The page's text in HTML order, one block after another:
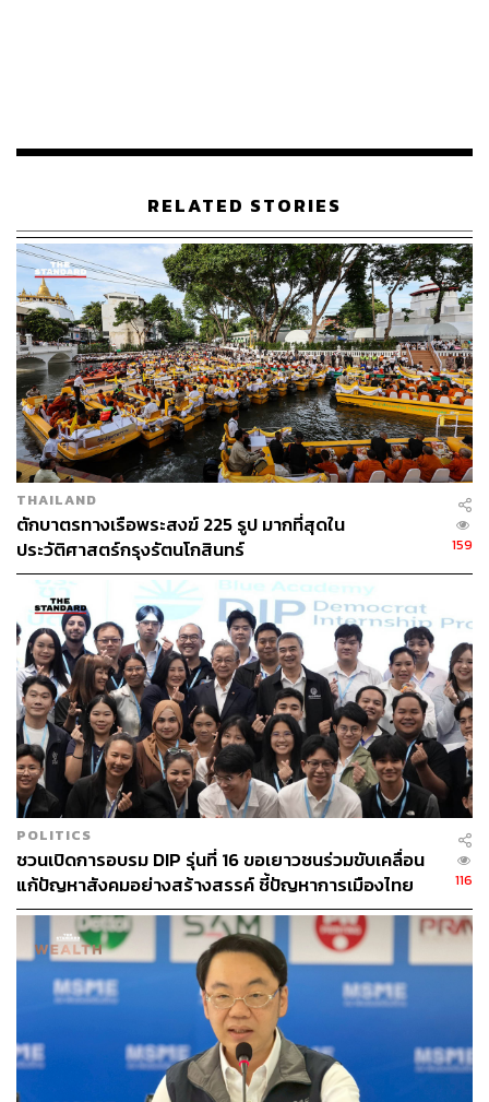
ด้านคุณหญิงสุดารัตน์ กล่าวเพิ่มเติมถึงการออกกฎหมายให้
SMEs มีการรวมตัวกัน 4 ระดับ เป็นนิติบุคคลได้ โดยมี
วัตถุประสงค์
เพื่อช่วยเหลือกัน
วางมาตรฐานการประกอบการ
เป็นปากเสียงไปยังภาคส่วนต่างๆ โดยเฉพาะระบบ
ราชการ และเป็นหูเป็นตา ป้องกันการ คอร์รัปชัน
สร้างขนาดของเศรษฐกิจ (Scale of Economy)
ดูแล ตรวจสอบ ส่งเสริมให้มีความรับผิดชอบต่อสังคม
โดยทั้งหมดจะมีลักษณะคล้ายกับการมีสภาหอการค้า สภา
อุตสาหกรรม ซึ่งมักจะเป็นผู้ประกอบการรายใหญ่ รวมถึงการ
เข้าถึงแหล่งทุนดอกเบี้ยต่ำ องค์ความรู้ และตลาด
คุณหญิงสุดารัตน์กล่าวอีกว่า พรรคไทยสร้างไทยจะขจัด
อุปสรรคที่ขวางกั้นการทำธุรกิจในทุกประการ เพื่อทำให้
ประชาชนคนได้ระเบิดศักยภาพในการทำมาหากิน ทำธุรกิจ
ได้คล่องตัว สะดวกรวดเร็วมาก ขจัดการคอร์รัปชัน เพราะเจ้า
หน้าที่ไม่สามารถรีดไถได้ รวมถึงรัฐจะสามารถเก็บภาษีได้
มากขึ้น หลักเกณฑ์และกฎหมายต่างๆ จะทันต่อการ
เปลี่ยนแปลงและตอบสนองภาวะที่คาดไม่ถึงต่างๆ รวมถึงจะ
ช่วยลดการผูกขาดจากทุนใหญ่และทุนพรรคพวก ความเป็น
ธรรมกระจายไปสู่ทุกคนทุกภาคส่วนอย่างทั่วถึง และเป็น
มาตรการสำคัญที่จะช่วยลดความเหลื่อมล้ำ
TAGS: ร่างกฎหมาย พรรคไทยสร้างไทย
SMEs
สุดารัตน์ เกยุราพันธุ์
ชวน หลีกภัย
RELATED STORIES
THAILAND
ตักบาตรทางเรือพระสงฆ์ 225 รูป มากที่สุดใน
ประวัติศาสตร์กรุงรัตนโกสินทร์
159
POLITICS
ชวนเปิดการอบรม DIP รุ่นที่ 16 ขอเยาวชนร่วมขับเคลื่อน
แก้ปัญหาสังคมอย่างสร้างสรรค์ ชี้ปัญหาการเมืองไทย
เกิดจากตัวบุคคล
116